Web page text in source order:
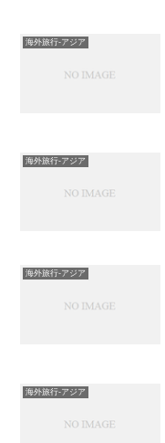
海外旅行-アジア
海外旅行-アジア
海外旅行-アジア
海外旅行-アジア